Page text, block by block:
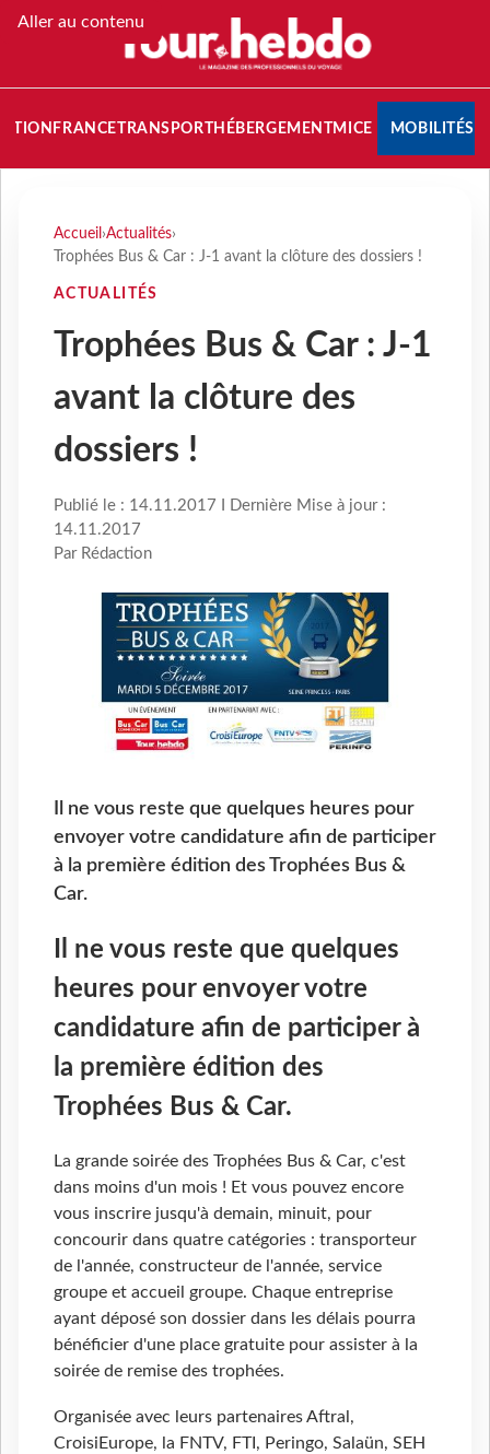
Aller au contenu
FRANCETRANSPORT HÉBERGEMENTMICE MOBILITÉS
Accueil ›Actualités›
Trophées Bus & Car : J-1 avant la clôture des dossiers !
ACTUALITÉS
Trophées Bus & Car : J-1
avant la clôture des
dossiers !
Publié le : 14.11.2017 I Dernière Mise à jour :
14.11.2017
Par Rédaction
Il ne vous reste que quelques heures pour
envoyer votre candidature afin de participer
à la première édition des Trophées Bus &
Car.
Il ne vous reste que quelques
heures pour envoyer votre
candidature afin de participer à
la première édition des
Trophées Bus & Car.
La grande soirée des Trophées Bus & Car, c'est
dans moins d'un mois ! Et vous pouvez encore
vous inscrire jusqu'à demain, minuit, pour
concourir dans quatre catégories : transporteur
de l'année, constructeur de l'année, service
groupe et accueil groupe. Chaque entreprise
ayant déposé son dossier dans les délais pourra
bénéficier d'une place gratuite pour assister à la
soirée de remise des trophées.
Organisée avec leurs partenaires Aftral,
CroisiEurope, la FNTV, FTI, Peringo, Salaün, SEH